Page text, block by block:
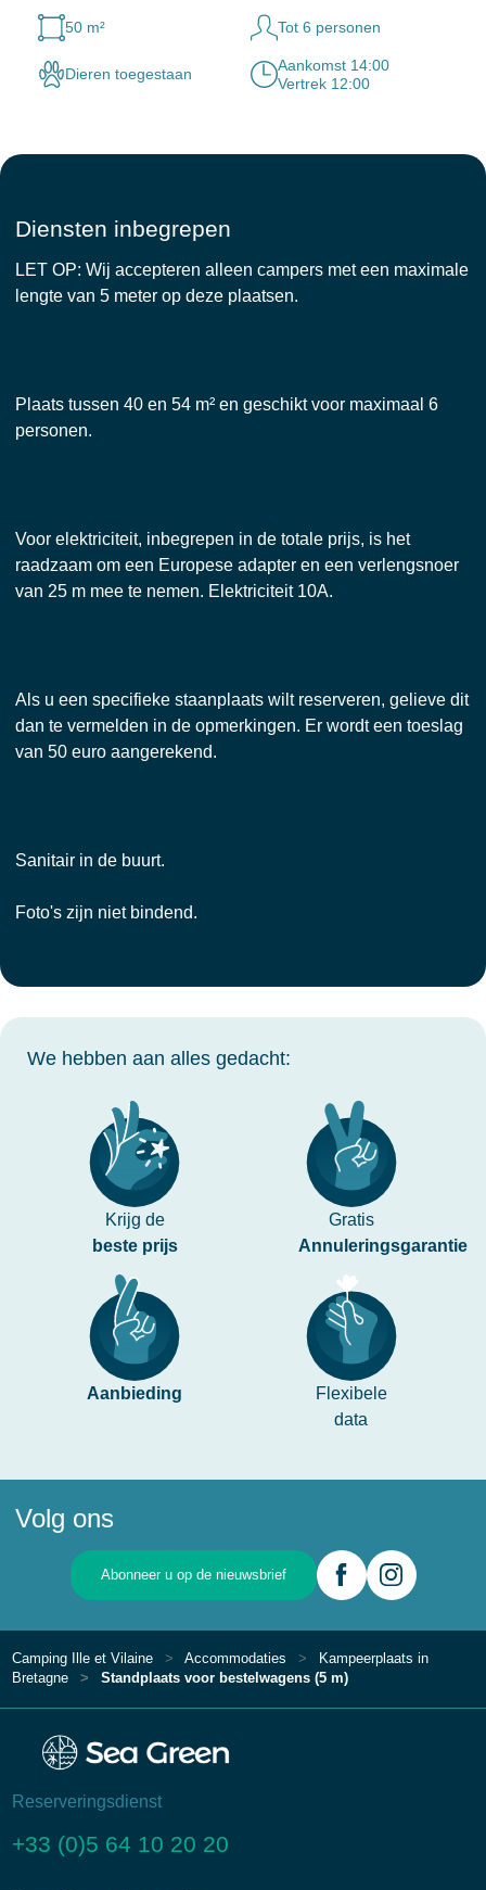
50 m² Tot 6 personen
Dieren toegestaan
Aankomst 14:00
Vertrek 12:00
Diensten inbegrepen
LET OP: Wij accepteren alleen campers met een maximale
lengte van 5 meter op deze plaatsen.
Plaats tussen 40 en 54 m² en geschikt voor maximaal 6
personen.
Voor elektriciteit, inbegrepen in de totale prijs, is het
raadzaam om een Europese adapter en een verlengsnoer
van 25 m mee te nemen. Elektriciteit 10A.
Als u een specifieke staanplaats wilt reserveren, gelieve dit
dan te vermelden in de opmerkingen. Er wordt een toeslag
van 50 euro aangerekend.
Sanitair in de buurt.
Foto's zijn niet bindend.
We hebben aan alles gedacht:
Krijg de
beste prijs
Gratis
Annuleringsgarantie
Aanbieding
Flexibele
data
Volg ons
Abonneer u op de nieuwsbrief
Camping Ille et Vilaine Accommodaties
Kampeerplaats in
Bretagne
Standplaats voor bestelwagens (5 m)
Reserveringsdienst
+33 (0)5 64 10 20 20